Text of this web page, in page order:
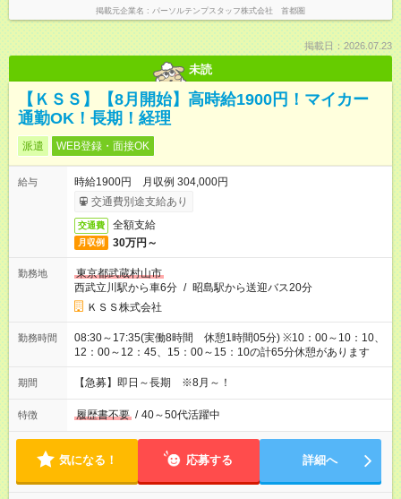
掲載元企業名 パーソルテンプスタッフ株式会社 首都圏
掲載日：2026.07.23
未読
【ＫＳＳ】【8月開始】高時給1900円！マイカー
通勤OK！長期！経理
派遣 WEB登録・面接OK
給与
時給1900円 月収例 304,000円
交通費別途支給あり
交通費 全額支給
月収例 30万円～
勤務地
東京都武蔵村山市
西武立川駅から車6分 / 昭島駅から送迎バス20分
ＫＳＳ株式会社
勤務時間
08:30～17:35(実働8時間 休憩1時間05分) ※10：00～10：10、
12：00～12：45、15：00～15：10の計65分休憩があります
期間 【急募】即日～長期 ※8月～！
特徴 履歴書不要 / 40～50代活躍中
気になる！ 応募する 詳細へ